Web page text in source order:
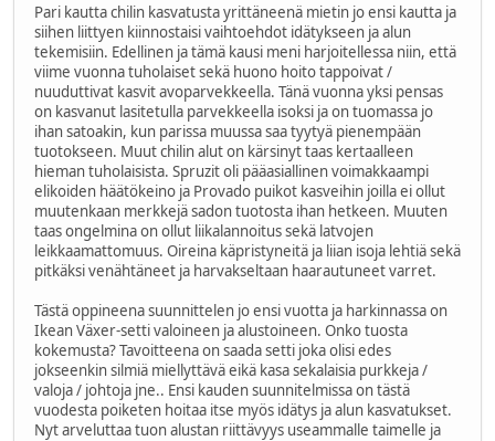
Pari kautta chilin kasvatusta yrittäneenä mietin jo ensi kautta ja
siihen liittyen kiinnostaisi vaihtoehdot idätykseen ja alun
tekemisiin. Edellinen ja tämä kausi meni harjoitellessa niin, että
viime vuonna tuholaiset sekä huono hoito tappoivat /
nuuduttivat kasvit avoparvekkeella. Tänä vuonna yksi pensas
on kasvanut lasitetulla parvekkeella isoksi ja on tuomassa jo
ihan satoakin, kun parissa muussa saa tyytyä pienempään
tuotokseen. Muut chilin alut on kärsinyt taas kertaalleen
hieman tuholaisista. Spruzit oli pääasiallinen voimakkaampi
elikoiden häätökeino ja Provado puikot kasveihin joilla ei ollut
muutenkaan merkkejä sadon tuotosta ihan hetkeen. Muuten
taas ongelmina on ollut liikalannoitus sekä latvojen
leikkaamattomuus. Oireina käpristyneitä ja liian isoja lehtiä sekä
pitkäksi venähtäneet ja harvakseltaan haarautuneet varret.
Tästä oppineena suunnittelen jo ensi vuotta ja harkinnassa on
Ikean Växer-setti valoineen ja alustoineen. Onko tuosta
kokemusta? Tavoitteena on saada setti joka olisi edes
jokseenkin silmiä miellyttävä eikä kasa sekalaisia purkkeja /
valoja / johtoja jne.. Ensi kauden suunnitelmissa on tästä
vuodesta poiketen hoitaa itse myös idätys ja alun kasvatukset.
Nyt arveluttaa tuon alustan riittävyys useammalle taimelle ja